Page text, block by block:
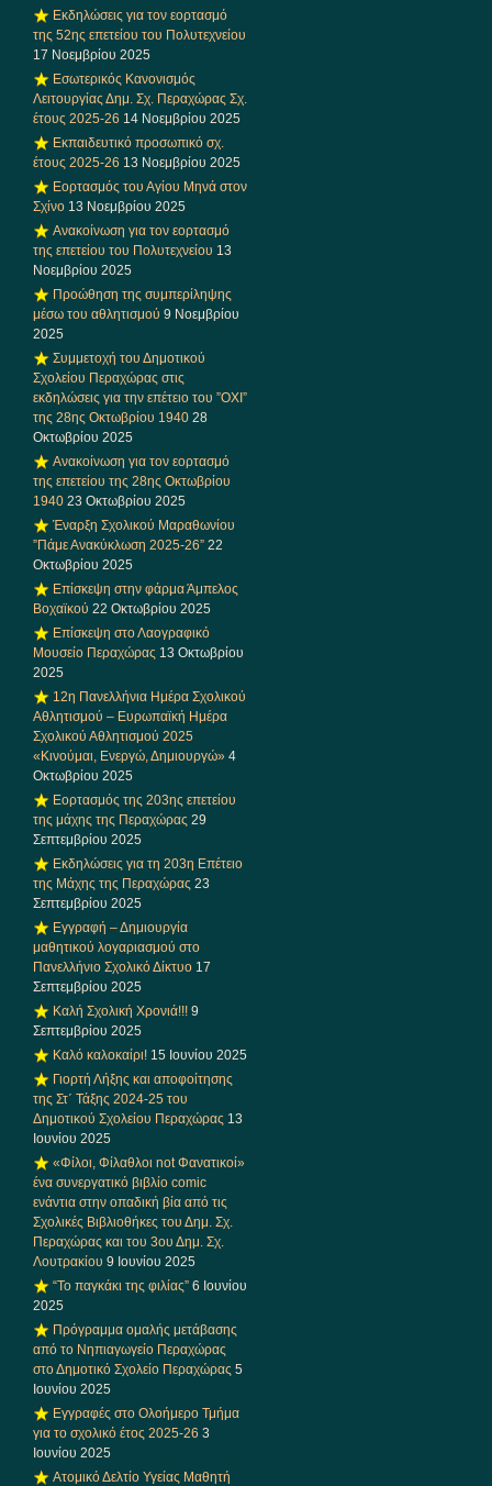
Εκδηλώσεις για τον εορτασμό
της 52ης επετείου του Πολυτεχνείου
17 Νοεμβρίου 2025
Εσωτερικός Κανονισμός
Λειτουργίας Δημ. Σχ. Περαχώρας Σχ.
έτους 2025-26 14 Νοεμβρίου 2025
Εκπαιδευτικό προσωπικό σχ.
έτους 2025-26 13 Νοεμβρίου 2025
Εορτασμός του Αγίου Μηνά στον
Σχίνο 13 Νοεμβρίου 2025
Ανακοίνωση για τον εορτασμό
της επετείου του Πολυτεχνείου 13
Νοεμβρίου 2025
Προώθηση της συμπερίληψης
μέσω του αθλητισμού 9 Νοεμβρίου
2025
Συμμετοχή του Δημοτικού
Σχολείου Περαχώρας στις
εκδηλώσεις για την επέτειο του ”ΟΧΙ”
της 28ης Οκτωβρίου 1940 28
Οκτωβρίου 2025
Ανακοίνωση για τον εορτασμό
της επετείου της 28ης Οκτωβρίου
1940 23 Οκτωβρίου 2025
Έναρξη Σχολικού Μαραθωνίου
”Πάμε Ανακύκλωση 2025-26” 22
Οκτωβρίου 2025
Επίσκεψη στην φάρμα Άμπελος
Βοχαϊκού 22 Οκτωβρίου 2025
Επίσκεψη στο Λαογραφικό
Μουσείο Περαχώρας 13 Οκτωβρίου
2025
12η Πανελλήνια Ημέρα Σχολικού
Αθλητισμού – Ευρωπαϊκή Ημέρα
Σχολικού Αθλητισμού 2025
«Κινούμαι, Ενεργώ, Δημιουργώ» 4
Οκτωβρίου 2025
Εορτασμός της 203ης επετείου
της μάχης της Περαχώρας 29
Σεπτεμβρίου 2025
Εκδηλώσεις για τη 203η Επέτειο
της Μάχης της Περαχώρας 23
Σεπτεμβρίου 2025
Εγγραφή – Δημιουργία
μαθητικού λογαριασμού στο
Πανελλήνιο Σχολικό Δίκτυο 17
Σεπτεμβρίου 2025
Καλή Σχολική Χρονιά!!! 9
Σεπτεμβρίου 2025
Καλό καλοκαίρι! 15 Ιουνίου 2025
Γιορτή Λήξης και αποφοίτησης
της Στ΄ Τάξης 2024-25 του
Δημοτικού Σχολείου Περαχώρας 13
Ιουνίου 2025
«Φίλοι, Φίλαθλοι not Φανατικοί»
ένα συνεργατικό βιβλίο comic
ενάντια στην οπαδική βία από τις
Σχολικές Βιβλιοθήκες του Δημ. Σχ.
Περαχώρας και του 3ου Δημ. Σχ.
Λουτρακίου 9 Ιουνίου 2025
“Το παγκάκι της φιλίας” 6 Ιουνίου
2025
Πρόγραμμα ομαλής μετάβασης
από το Νηπιαγωγείο Περαχώρας
στο Δημοτικό Σχολείο Περαχώρας 5
Ιουνίου 2025
Εγγραφές στο Ολοήμερο Τμήμα
για το σχολικό έτος 2025-26 3
Ιουνίου 2025
Ατομικό Δελτίο Υγείας Μαθητή